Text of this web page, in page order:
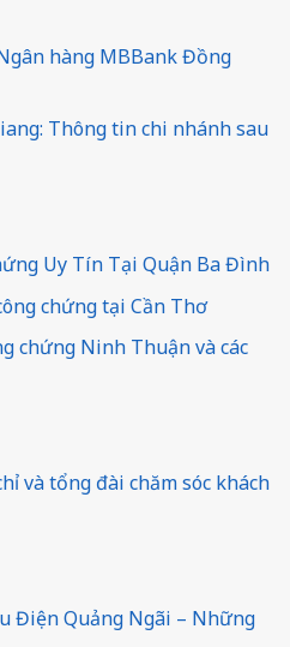
hàng MBBank Đồng
Thông tin chi nhánh sau
Uy Tín Tại Quận Ba Đình
chứng tại Cần Thơ
chứng Ninh Thuận và các
và tổng đài chăm sóc khách
Điện Quảng Ngãi – Những